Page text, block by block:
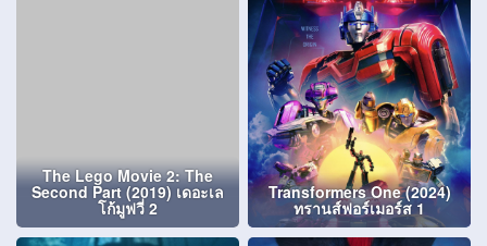
The Lego Movie 2: The
Second Part (2019) เดอะเล
โก้มูฟวี่ 2
Transformers One (2024)
ทรานส์ฟอร์เมอร์ส 1